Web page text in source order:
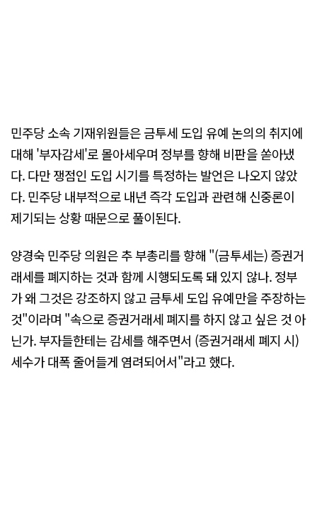
민주당 소속 기재위원들은 금투세 도입 유예 논의의 취지에
대해 '부자감세'로 몰아세우며 정부를 향해 비판을 쏟아냈
다. 다만 쟁점인 도입 시기를 특정하는 발언은 나오지 않았
다. 민주당 내부적으로 내년 즉각 도입과 관련해 신중론이
제기되는 상황 때문으로 풀이된다.
양경숙 민주당 의원은 추 부총리를 향해 "(금투세는) 증권거
래세를 폐지하는 것과 함께 시행되도록 돼 있지 않나. 정부
가 왜 그것은 강조하지 않고 금투세 도입 유예만을 주장하는
것"이라며 "속으로 증권거래세 폐지를 하지 않고 싶은 것 아
닌가. 부자들한테는 감세를 해주면서 (증권거래세 폐지 시)
세수가 대폭 줄어들게 염려되어서"라고 했다.